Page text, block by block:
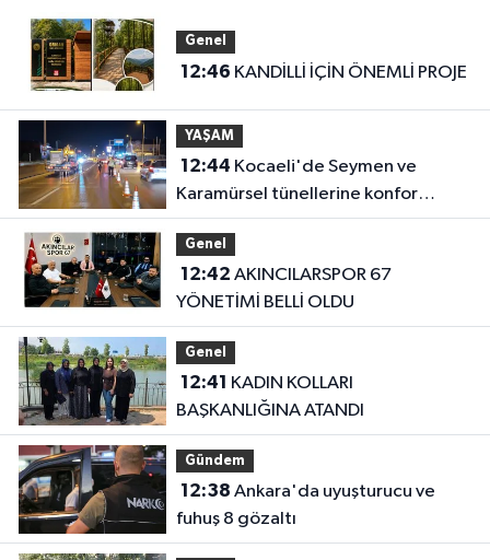
Genel
12:46 KANDİLLİ İÇİN ÖNEMLİ PROJE
YAŞAM
12:44
Karamürsel tünellerine konfor
dokunuşu
Genel
12:42
YÖNETİMİ BELLİ OLDU
Genel
12:41
BAŞKANLIĞINA ATANDI
Gündem
12:38
fuhuş 8 gözaltı